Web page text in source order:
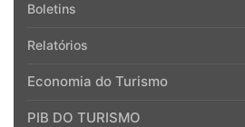
Boletins
Relatórios
Economia do Turismo
PIB DO TURISMO